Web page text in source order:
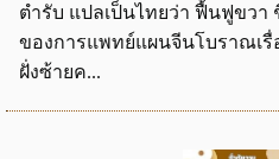
ตำรับ แปลเป็นไทยว่า ฟื้นฟูขว
ของการแพทย์แผนจีนโบราณเรื่
ฝั่งซ้ายค...